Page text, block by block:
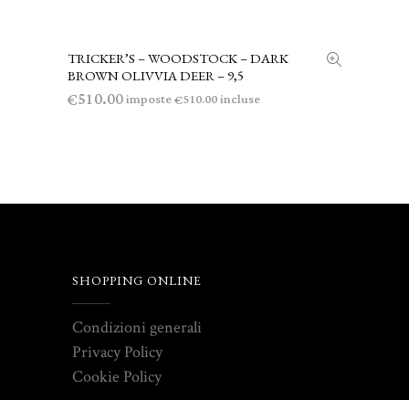
AGGIUNGI AL CARRELLO
TRICKER’S – WOODSTOCK – DARK
BROWN OLIVVIA DEER – 9,5
€510.00imposte€510.00incluse
SHOPPING ONLINE
Condizioni generali
Privacy Policy
Cookie Policy